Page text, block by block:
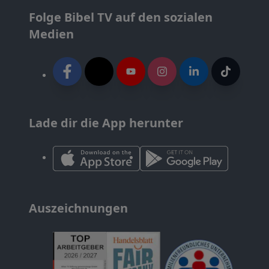
Folge Bibel TV auf den sozialen
Medien
Lade dir die App herunter
Auszeichnungen